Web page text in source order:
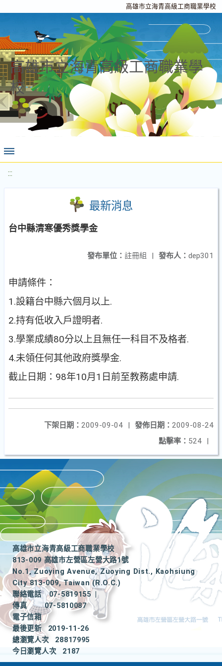
高雄市立海青高級工商職業學校
高雄市立海青高級工商職業學
校
:::
最新消息
台中縣清寒優秀獎學金
發布人： dep301
發布單位： 註冊組 |
申請條件：
1.設籍台中縣六個月以上.
2.持有低收入戶證明者.
3.學業成績80分以上且無任一科目不及格者.
4.未領任何其他政府獎學金.
截止日期：98年10月1日前至教務處申請.
發佈日期： 2009-08-24
下架日期： 2009-09-04
|
點擊率： 524 |
高雄市立海青高級工商職業學校
813-009 高雄市左營區左營大路1號
No.1, Zuoying Avenue, Zuoying Dist., Kaohsiung
City 813-009, Taiwan (R.O.C.)
聯絡電話
07-5819155
|
傳真
07-5810087
電子信箱
最後更新
2019-11-26
總瀏覽人次
28817995
今日瀏覽人次
2187